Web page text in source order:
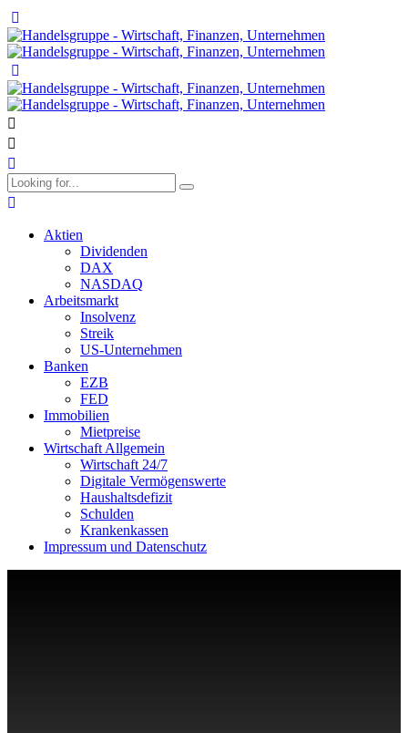
Aktien
Dividenden
DAX
NASDAQ
Arbeitsmarkt
Insolvenz
Streik
US-Unternehmen
Banken
EZB
FED
Immobilien
Mietpreise
Wirtschaft Allgemein
Wirtschaft 24/7
Digitale Vermögenswerte
Haushaltsdefizit
Schulden
Krankenkassen
Impressum und Datenschutz